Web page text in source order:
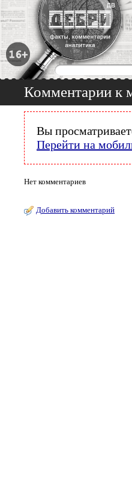
Комментарии к
Вы
Перейти на
Нет комментариев
Добавить комментарий